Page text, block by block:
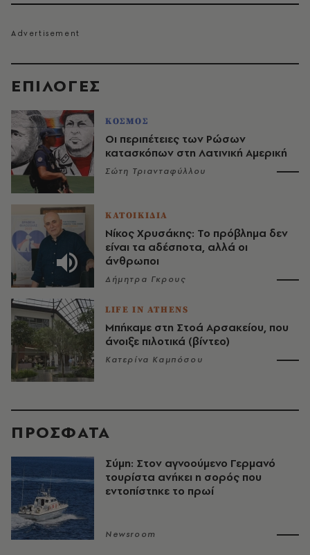
EΠΙΛΟΓΈΣ
ΚΟΣΜΟΣ
Οι περιπέτειες των Ρώσων
κατασκόπων στη Λατινική Αμερική
Σώτη Τριανταφύλλου
ΚΑΤΟΙΚΙΔΙΑ
Νίκος Χρυσάκης: Το πρόβλημα δεν
είναι τα αδέσποτα, αλλά οι
άνθρωποι
Δήμητρα Γκρους
LIFE IN ATHENS
Μπήκαμε στη Στοά Αρσακείου, που
άνοιξε πιλοτικά (βίντεο)
Κατερίνα Καμπόσου
ΠΡΟΣΦΑΤΑ
Σύμη: Στον αγνοούμενο Γερμανό
τουρίστα ανήκει η σορός που
εντοπίστηκε το πρωί
Newsroom